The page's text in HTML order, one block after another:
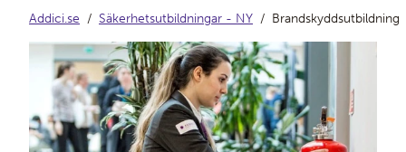
Addici.se Säkerhetsutbildningar - NY Brandskyddsutbildning